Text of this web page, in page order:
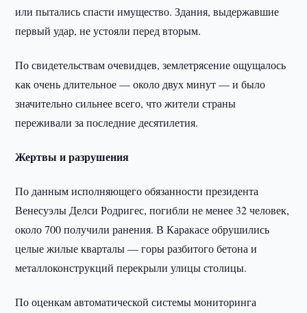
или пытались спасти имущество. Здания, выдержавшие
первый удар, не устояли перед вторым.
По свидетельствам очевидцев, землетрясение ощущалось
как очень длительное — около двух минут — и было
значительно сильнее всего, что жители страны
переживали за последние десятилетия.
Жертвы и разрушения
По данным исполняющего обязанности президента
Венесуэлы Делси Родригес, погибли не менее 32 человек,
около 700 получили ранения. В Каракасе обрушились
целые жилые кварталы — горы разбитого бетона и
металлоконструкций перекрыли улицы столицы.
По оценкам автоматической системы мониторинга